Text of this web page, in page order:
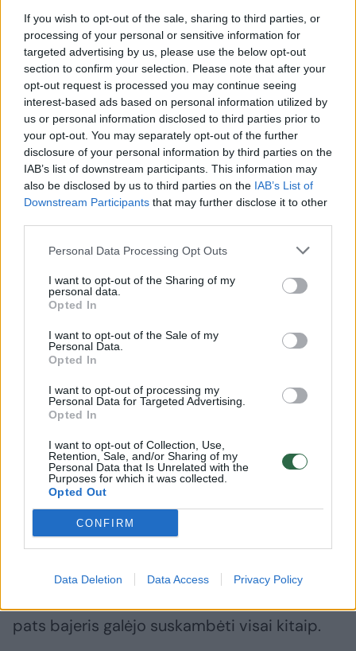
If you wish to opt-out of the sale, sharing to third parties, or
processing of your personal or sensitive information for
targeted advertising by us, please use the below opt-out
section to confirm your selection. Please note that after your
opt-out request is processed you may continue seeing
interest-based ads based on personal information utilized by
us or personal information disclosed to third parties prior to
your opt-out. You may separately opt-out of the further
disclosure of your personal information by third parties on the
IAB’s list of downstream participants. This information may
also be disclosed by us to third parties on the IAB’s List of
Downstream Participants that may further disclose it to other
Personal Data Processing Opt Outs
I want to opt-out of the Sharing of my
personal data.
Opted In
I want to opt-out of the Sale of my
Personal Data.
Opted In
I want to opt-out of processing my
Personal Data for Targeted Advertising.
Opted In
I want to opt-out of Collection, Use,
Retention, Sale, and/or Sharing of my
Personal Data that Is Unrelated with the
Purposes for which it was collected.
Opted Out
CONFIRM
Data Deletion Data Access Privacy Policy
„Laba. Noriu atsiprašyti dėl bajerio apie tavo
mamą. Tikrai neturėjau intencijos nei jos
įžeisti, nei parodyti nepagarbos tau ar tavo
šeimai.
A. Armonaitė – apie tai, ką veikia dabar,
valdžios skandalus ir ar grįš į politiką
kitaip ir peržengti ribą. Mes ir anksčiau
panašiai juokaudavom, tau būdavo juokinga
ir viskas buvo gerai, todėl aš savo
bendravimo labai nekeičiau ir man tai
neatrodė kaip kažkas naujo ar piktybiško.
pats bajeris galėjo suskambėti visai kitaip.